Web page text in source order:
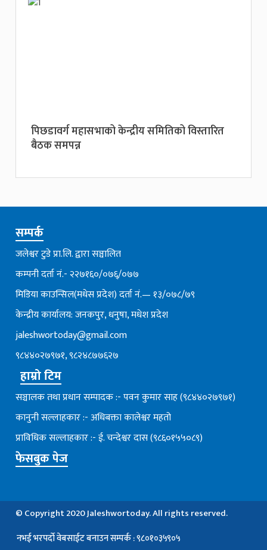
पिछडावर्ग महासभाको केन्द्रीय समितिको विस्तारित
बैठक समपन्न
सम्पर्क
जलेश्वर टुडे प्रा.लि. द्वारा सञ्चालित
कम्पनी दर्ता नं.- २२७१६०/०७६्/०७७
मिडिया काउन्सिल(मधेस प्रदेश) दर्ता नं.— १३/०७८/७९
केन्द्रीय कार्यालय: जनकपुर, धनुषा, मधेश प्रदेश
jaleshwortoday@gmail.com
९८४४०२७९७१, ९८२४८७७६२७
हाम्रो टिम
सञ्चालक तथा प्रधान सम्पादक :- पवन कुमार साह (९८४४०२७९७१)
कानुनी सल्लाहकार :- अधिबक्ता कालेश्वर महतो
प्राविधिक सल्लाहकार :- ई. चन्देश्वर दास (९८६०१५५०८९)
फेसबुक पेज
© Copyright 2020 Jaleshwortoday. All rights reserved.
भरपर्दाे वेबसाईट बनाउन सम्पर्क : ९८०१०३५९०५